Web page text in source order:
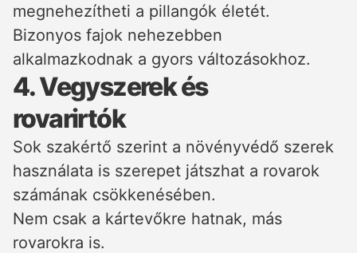
megnehezítheti a pillangók életét.
Bizonyos fajok nehezebben
alkalmazkodnak a gyors változásokhoz.
4. Vegyszerek és
rovarirtók
Sok szakértő szerint a növényvédő szerek
használata is szerepet játszhat a rovarok
számának csökkenésében.
Nem csak a kártevőkre hatnak, más
rovarokra is.